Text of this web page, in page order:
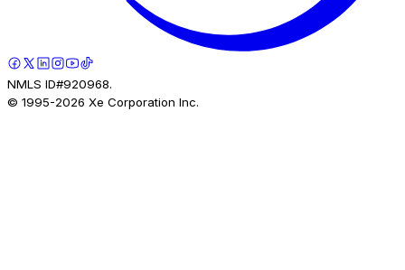
NMLS ID#920968.
© 1995-2026 Xe Corporation Inc.